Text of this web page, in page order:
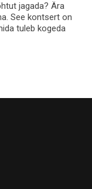
jagada? Ära
See kontsert on
tuleb kogeda